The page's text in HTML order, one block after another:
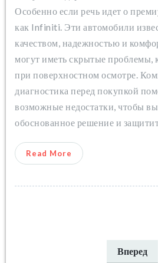
Особенно если речь идет о
как Infiniti. Эти автомобили
качеством, надежностью и
могут иметь скрытые проблемы,
при поверхностном осмотре.
диагностика перед покупкой
возможные недостатки, чтобы
обоснованное решение и
Read More
Вперед